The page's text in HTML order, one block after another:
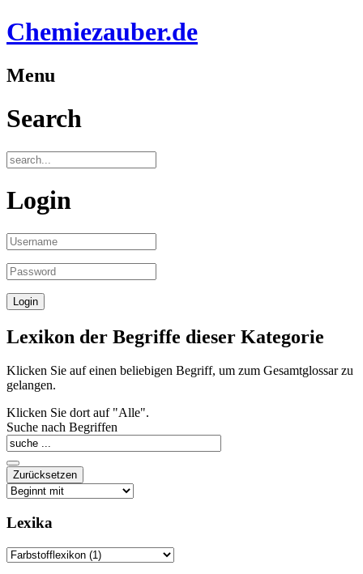
Chemiezauber.de
Menu
Search
Login
Lexikon der Begriffe dieser Kategorie
Klicken Sie auf einen beliebigen Begriff, um zum Gesamtglossar zu
gelangen.
Klicken Sie dort auf "Alle".
Suche nach Begriffen
Lexika